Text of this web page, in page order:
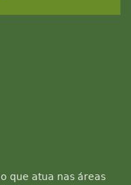
que atua nas áreas